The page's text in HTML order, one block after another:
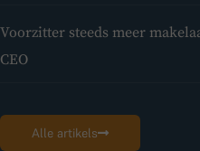
Voorzitter steeds meer
CEO
Alle artikels